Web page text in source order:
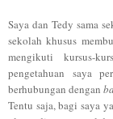
Saya dan Tedy sama
sekolah khusus
mengikuti kursus-
pengetahuan saya
berhubungan dengan
Tentu saja, bagi saya